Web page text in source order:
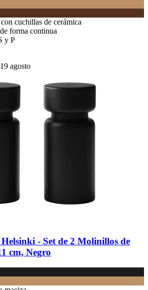
cuchillas de cerámica
forma continua
y P
agosto
Helsinki -​ Set de 2 Molinillos de
cm, Negro